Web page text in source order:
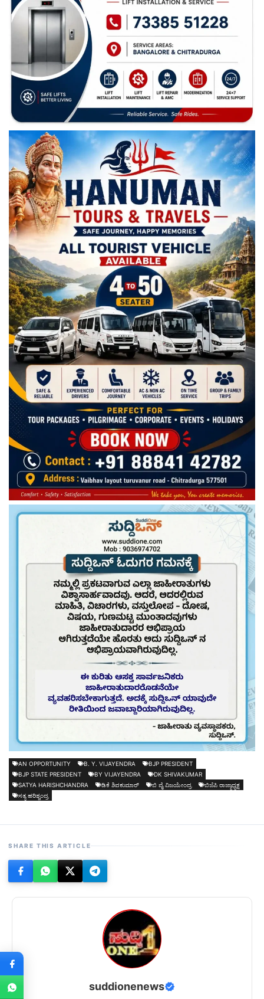
AN OPPORTUNITY B. Y. VIJAYENDRA
BJP PRESIDENT
BJP STATE PRESIDENT
BY VIJAYENDRA
DK SHIVAKUMAR
SATYA HARISHCHANDRA
ಡಿಕೆ ಶಿವಕುಮಾರ್ ಬಿ ವೈ ವಿಜಯೇಂದ್ರ
ಬಿಜೆಪಿ ರಾಜ್ಯಾಧ್ಯಕ್ಷ
ಸತ್ಯ ಹರಿಶ್ಚಂದ್ರ
SHARE THIS ARTICLE
suddionenews